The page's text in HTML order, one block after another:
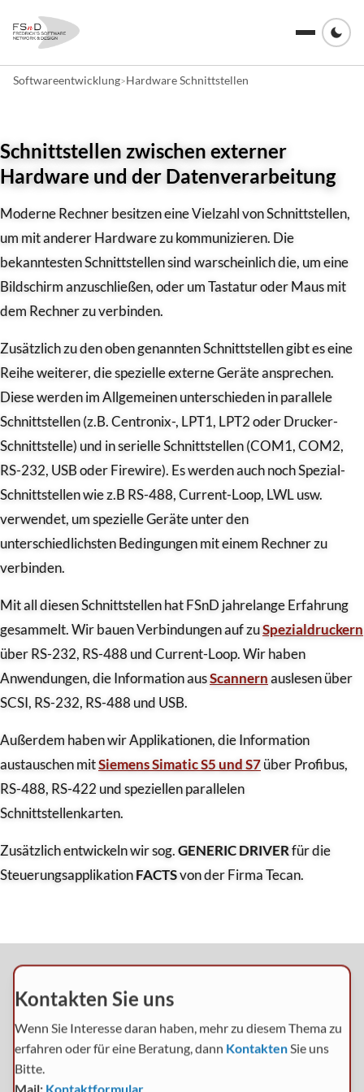
Softwareentwicklung>Hardware Schnittstellen
Schnittstellen zwischen externer
Hardware und der Datenverarbeitung
Moderne Rechner besitzen eine Vielzahl von Schnittstellen,
um mit anderer Hardware zu kommunizieren. Die
bekanntesten Schnittstellen sind warscheinlich die, um eine
Bildschirm anzuschließen, oder um Tastatur oder Maus mit
dem Rechner zu verbinden.
Zusätzlich zu den oben genannten Schnittstellen gibt es eine
Reihe weiterer, die spezielle externe Geräte ansprechen.
Diese werden im Allgemeinen unterschieden in parallele
Schnittstellen (z.B. Centronix-, LPT1, LPT2 oder Drucker-
Schnittstelle) und in serielle Schnittstellen (COM1, COM2,
RS-232, USB oder Firewire). Es werden auch noch Spezial-
Schnittstellen wie z.B RS-488, Current-Loop, LWL usw.
verwendet, um spezielle Geräte unter den
unterschiedlichsten Bedingungen mit einem Rechner zu
verbinden.
Mit all diesen Schnittstellen hat FSnD jahrelange Erfahrung
gesammelt. Wir bauen Verbindungen auf zuSpezialdruckern
über RS-232, RS-488 und Current-Loop. Wir haben
Anwendungen, die Information ausScannernauslesen über
SCSI, RS-232, RS-488 und USB.
Außerdem haben wir Applikationen, die Information
austauschen mitSiemens Simatic S5 und S7über Profibus,
RS-488, RS-422 und speziellen parallelen
Schnittstellenkarten.
Zusätzlich entwickeln wir sog.GENERIC DRIVERfür die
SteuerungsapplikationFACTSvon der Firma Tecan.
Kontakten Sie uns
Wenn Sie Interesse daran haben, mehr zu diesem Thema zu
erfahren oder für eine Beratung, dann KontaktenSie uns
Bitte.
Mail: Kontaktformular